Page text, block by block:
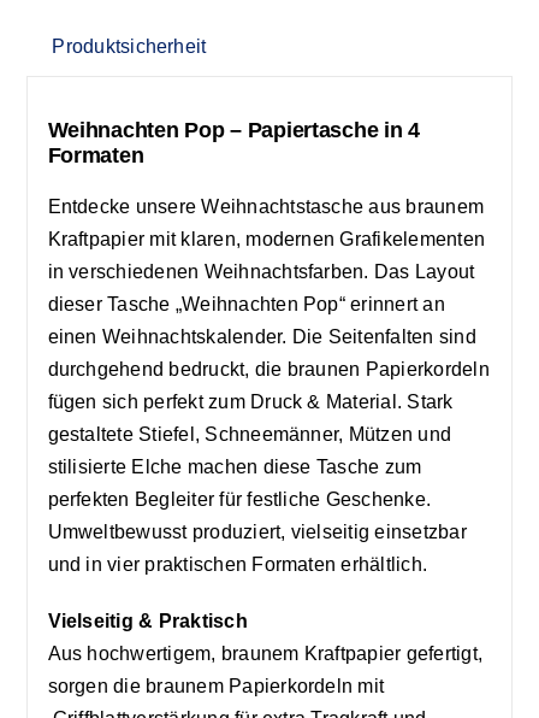
Produktsicherheit
Weihnachten Pop – Papiertasche in 4
Formaten
Entdecke unsere Weihnachtstasche aus braunem
Kraftpapier mit klaren, modernen Grafikelementen
in verschiedenen Weihnachtsfarben. Das Layout
dieser Tasche „Weihnachten Pop“ erinnert an
einen Weihnachtskalender. Die Seitenfalten sind
durchgehend bedruckt, die braunen Papierkordeln
fügen sich perfekt zum Druck & Material. Stark
gestaltete Stiefel, Schneemänner, Mützen und
stilisierte Elche machen diese Tasche zum
perfekten Begleiter für festliche Geschenke.
Umweltbewusst produziert, vielseitig einsetzbar
und in vier praktischen Formaten erhältlich.
Vielseitig & Praktisch
Aus hochwertigem, braunem Kraftpapier gefertigt,
sorgen die braunem Papierkordeln mit